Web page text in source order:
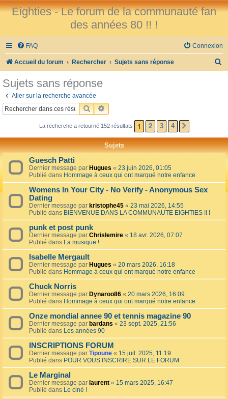
Eighties - Le forum de la communauté fan
des années 80 !! !
FAQ Connexion
Accueil du forum Rechercher Sujets sans réponse
h
r
Sujets sans réponse
Aller sur la recherche avancée
RECHERCHER
RECHERCHE AVANCÉE
La recherche a retourné 152 résultats 1 2 3 4
Sujets
Guesch Patti
Dernier message par Hugues « 23 juin 2026, 01:05
Publié dans Hommage à ceux qui ont marqué notre enfance
Womens In Your City - No Verify - Anonymous Sex
Dating
Dernier message par kristophe45 « 23 mai 2026, 14:55
Publié dans BIENVENUE DANS LA COMMUNAUTE EIGHTIES !! !
punk et post punk
Dernier message par Chrislemire « 18 avr. 2026, 07:07
Publié dans La musique !
Isabelle Mergault
Dernier message par Hugues « 20 mars 2026, 16:18
Publié dans Hommage à ceux qui ont marqué notre enfance
Chuck Norris
Dernier message par Dynaroo86 « 20 mars 2026, 16:09
Publié dans Hommage à ceux qui ont marqué notre enfance
Onze mondial annee 90 et tennis magazine 90
Dernier message par bardans « 23 sept. 2025, 21:56
Publié dans Les années 90
INSCRIPTIONS FORUM
Dernier message par Tipoune « 15 juil. 2025, 11:19
Publié dans POUR VOUS INSCRIRE SUR LE FORUM
Le Marginal
Dernier message par laurent « 15 mars 2025, 16:47
Publié dans Le ciné !